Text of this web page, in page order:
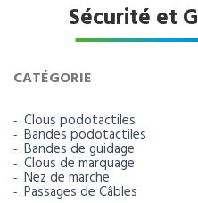
Sécurité et
CATÉGORIE
Clous podotactiles
Bandes podotactiles
Bandes de guidage
Clous de marquage
Nez de marche
Passages de Câbles